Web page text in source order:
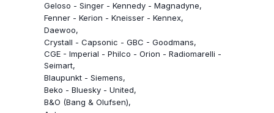
Geloso - Singer - Kennedy - Magnadyne
Fenner - Kerion - Kneisser - Kennex
Daewoo
Crystall - Capsonic - GBC - Goodmans
CGE - Imperial - Philco - Orion - Radiomarelli -
Seimart
Blaupunkt - Siemens
Beko - Bluesky - United
B&O (Bang & Olufsen)